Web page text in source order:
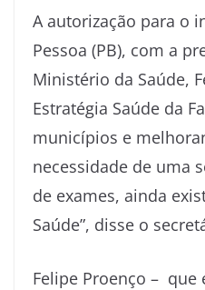
A autorização para o
Pessoa (PB), com a
Ministério da Saúde,
Estratégia Saúde da
municípios e
necessidade de uma
de exames, ainda
Saúde”, disse o
Felipe Proenço – que